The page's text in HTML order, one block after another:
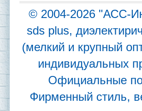
© 2004-2026 "АСС-
sds plus,
(мелкий и крупный
индивидуальных
Официальные
Фирменный стиль,